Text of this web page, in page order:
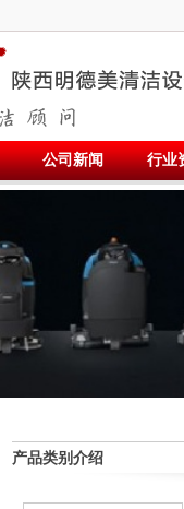
公司新闻 行业
产品类别介绍